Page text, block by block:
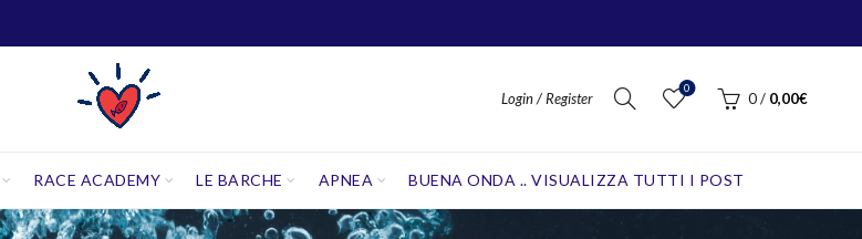
Login / Register
0
0 / 0,00€
RACE ACADEMY LE BARCHE APNEA BUENA ONDA .. VISUALIZZA TUTTI I POST